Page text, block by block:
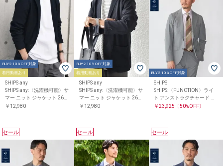
BUY2 10%OFF対象
着用動画あり
SHIPS any
SHIPS any:〈洗濯機可能〉サ
マー ニット ジャケット 26SS
◇
￥12,980
BUY2 10%OFF対象
着用動画あり
SHIPS any
SHIPS any:〈洗濯機可能〉サ
マー ニット ジャケット 26SS
◇
￥12,980
BUY2 10%OFF対象
SHIPS
SHIPS:〈FUNCTION〉ライ
ト アンストラクチャード ジ
ャケット(セットアップ対応)
￥23,925 〔50%OFF〕
セール セール セール